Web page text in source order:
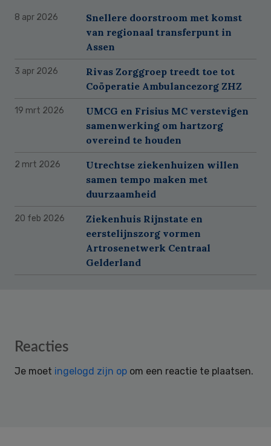
8 apr 2026
Snellere doorstroom met komst
van regionaal transferpunt in
Assen
3 apr 2026
Rivas Zorggroep treedt toe tot
Coöperatie Ambulancezorg ZHZ
19 mrt 2026
UMCG en Frisius MC verstevigen
samenwerking om hartzorg
overeind te houden
2 mrt 2026
Utrechtse ziekenhuizen willen
samen tempo maken met
duurzaamheid
20 feb 2026
Ziekenhuis Rijnstate en
eerstelijnszorg vormen
Artrosenetwerk Centraal
Gelderland
Reader
Reacties
Je moet ingelogd zijn op om een reactie te plaatsen.